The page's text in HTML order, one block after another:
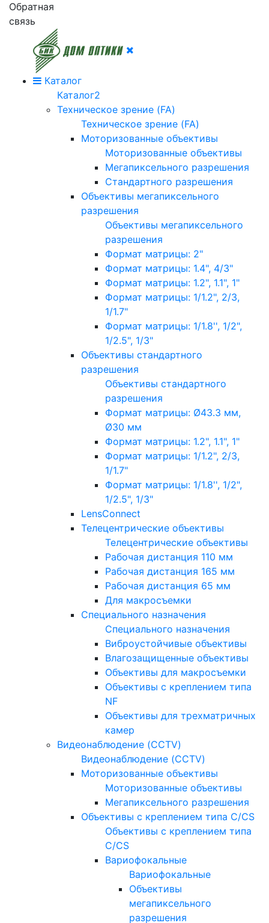
Обратная
связь
Каталог
Каталог2
Техническое зрение (FA)
Техническое зрение (FA)
Моторизованные объективы
Моторизованные объективы
Мегапиксельного разрешения
Стандартного разрешения
Объективы мегапиксельного
разрешения
Объективы мегапиксельного
разрешения
Формат матрицы: 2"
Формат матрицы: 1.4", 4/3"
Формат матрицы: 1.2", 1.1", 1"
Формат матрицы: 1/1.2", 2/3,
1/1.7"
Формат матрицы: 1/1.8'', 1/2",
1/2.5", 1/3"
Объективы стандартного
разрешения
Объективы стандартного
разрешения
Формат матрицы: Ø43.3 мм,
Ø30 мм
Формат матрицы: 1.2", 1.1", 1"
Формат матрицы: 1/1.2", 2/3,
1/1.7"
Формат матрицы: 1/1.8'', 1/2",
1/2.5", 1/3"
LensConnect
Телецентрические объективы
Телецентрические объективы
Рабочая дистанция 110 мм
Рабочая дистанция 165 мм
Рабочая дистанция 65 мм
Для макросъемки
Специального назначения
Специального назначения
Виброустойчивые объективы
Влагозащищенные объективы
Объективы для макросъемки
Объективы с креплением типа
NF
Объективы для трехматричных
камер
Видеонаблюдение (CCTV)
Видеонаблюдение (CCTV)
Моторизованные объективы
Моторизованные объективы
Мегапиксельного разрешения
Объективы с креплением типа C/CS
Объективы с креплением типа
C/CS
Вариофокальные
Вариофокальные
Объективы
мегапиксельного
разрешения